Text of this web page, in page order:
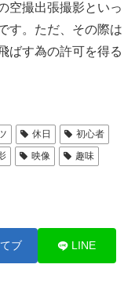
空撮出張撮影といっ
す。ただ、その際は
ばす為の許可を得る
休日
初心者
映像
趣味
ブ LINE